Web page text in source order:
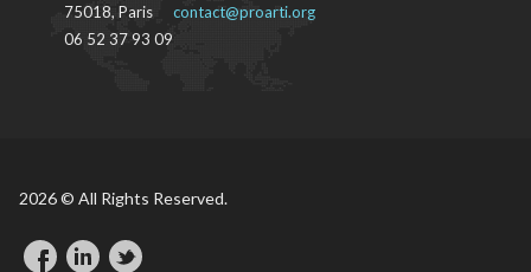
75018, Paris
06 52 37 93 09
contact@proarti.org
2026 © All Rights Reserved.